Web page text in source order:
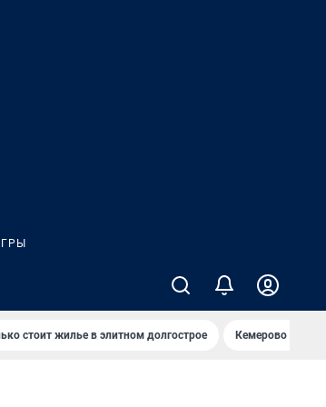
стоит жилье в элитном долгострое Кемерово —